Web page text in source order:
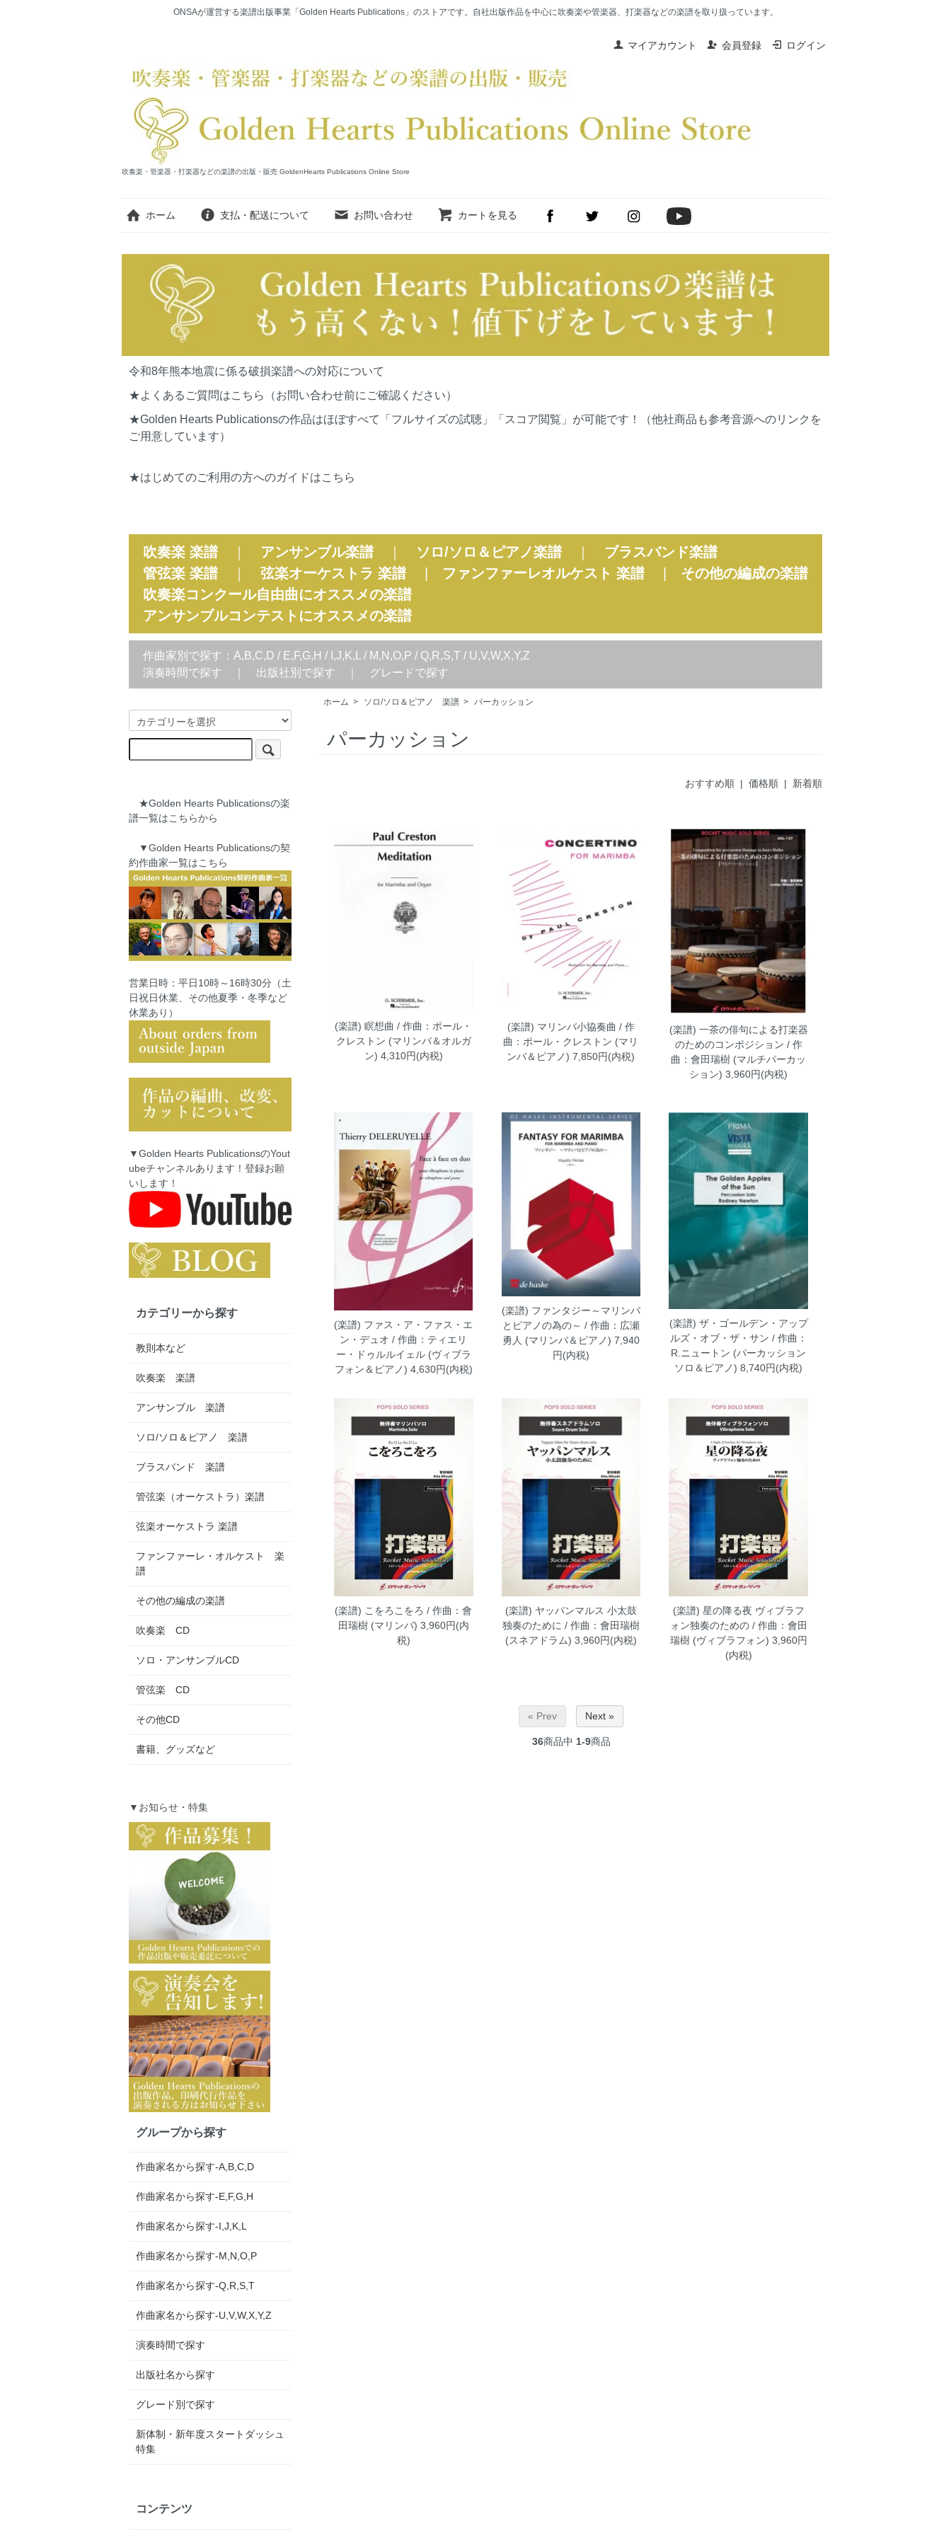
ONSAが運営する楽譜出版事業「Golden Hearts Publications」のストアです。自社出版作品を中心に吹奏楽や管楽器、打楽器などの楽譜を取り扱っています。
マイアカウント 会員登録 ログイン
吹奏楽・管楽器・打楽器などの楽譜の出版・販売 GoldenHearts Publications Online Store
ホーム 支払・配送について お問い合わせ カートを見る
令和8年熊本地震に係る破損楽譜への対応について
★よくあるご質問はこちら（お問い合わせ前にご確認ください）
★Golden Hearts Publicationsの作品はほぼすべて「フルサイズの試聴」「スコア閲覧」が可能です！（他社商品も参考音源へのリンクを
ご用意しています）
★はじめてのご利用の方へのガイドはこちら
吹奏楽 楽譜｜ アンサンブル楽譜｜ ソロ/ソロ＆ピアノ楽譜｜ ブラスバンド楽譜
管弦楽 楽譜｜ 弦楽オーケストラ 楽譜| ファンファーレオルケスト 楽譜| その他の編成の楽譜
吹奏楽コンクール自由曲にオススメの楽譜
アンサンブルコンテストにオススメの楽譜
作曲家別で探す： A,B,C,D / E,F,G,H / I,J,K,L / M,N,O,P / Q,R,S,T / U,V,W,X,Y,Z
演奏時間で探す
出版社別で探す グレードで探す
ホーム > ソロ/ソロ＆ピアノ 楽譜 > パーカッション
パーカッション
おすすめ順 | 価格順 | 新着順
(楽譜) 瞑想曲 / 作曲：ポール・
クレストン (マリンバ＆オルガ
ン) 4,310円(内税)
(楽譜) マリンバ小協奏曲 / 作
曲：ポール・クレストン (マリ
ンバ＆ピアノ) 7,850円(内税)
(楽譜) 一茶の俳句による打楽器
のためのコンポジション / 作
曲：會田瑞樹 (マルチパーカッ
ション) 3,960円(内税)
(楽譜) ファス・ア・ファス・エ
ン・デュオ / 作曲：ティエリ
ー・ドゥルルイェル (ヴィブラ
フォン＆ピアノ) 4,630円(内税)
(楽譜) ファンタジー～マリンバ
とピアノの為の～ / 作曲：広瀬
勇人 (マリンバ＆ピアノ) 7,940
円(内税)
(楽譜) ザ・ゴールデン・アップ
ルズ・オブ・ザ・サン / 作曲：
R.ニュートン (パーカッション
ソロ＆ピアノ) 8,740円(内税)
(楽譜) こをろこをろ / 作曲：會
田瑞樹 (マリンバ) 3,960円(内
税)
(楽譜) ヤッパンマルス 小太鼓
独奏のために / 作曲：會田瑞樹
(スネアドラム) 3,960円(内税)
(楽譜) 星の降る夜 ヴィブラフ
ォン独奏のための / 作曲：會田
瑞樹 (ヴィブラフォン) 3,960円
(内税)
« Prev Next »
36商品中 1-9商品
★Golden Hearts Publicationsの楽
譜一覧はこちらから
▼Golden Hearts Publicationsの契
約作曲家一覧はこちら
営業日時：平日10時～16時30分（土
日祝日休業、その他夏季・冬季など
休業あり）
▼Golden Hearts PublicationsのYout
ubeチャンネルあります！登録お願
いします！
カテゴリーから探す
教則本など
吹奏楽 楽譜
アンサンブル 楽譜
ソロ/ソロ＆ピアノ 楽譜
ブラスバンド 楽譜
管弦楽（オーケストラ）楽譜
弦楽オーケストラ 楽譜
ファンファーレ・オルケスト 楽
譜
その他の編成の楽譜
吹奏楽 CD
ソロ・アンサンブルCD
管弦楽 CD
その他CD
書籍、グッズなど
▼お知らせ・特集
グループから探す
作曲家名から探す-A,B,C,D
作曲家名から探す-E,F,G,H
作曲家名から探す-I,J,K,L
作曲家名から探す-M,N,O,P
作曲家名から探す-Q,R,S,T
作曲家名から探す-U,V,W,X,Y,Z
演奏時間で探す
出版社名から探す
グレード別で探す
新体制・新年度スタートダッシュ
特集
コンテンツ